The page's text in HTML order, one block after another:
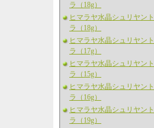
ラ（18g）
ヒマラヤ水晶シュリヤント
ラ（18g）
ヒマラヤ水晶シュリヤント
ラ（17g）
ヒマラヤ水晶シュリヤント
ラ（15g）
ヒマラヤ水晶シュリヤント
ラ（16g）
ヒマラヤ水晶シュリヤント
ラ（19g）